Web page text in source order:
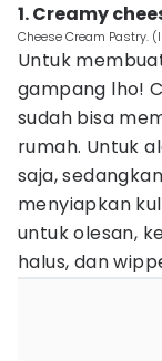
1. Creamy
Cheese Cream Pastry.
Untuk
gampang lho!
sudah bisa
rumah. Untuk
saja,
menyiapkan
untuk olesan,
halus, dan